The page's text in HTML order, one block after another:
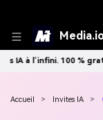
gratuitement→
Accueil > Invites IA >